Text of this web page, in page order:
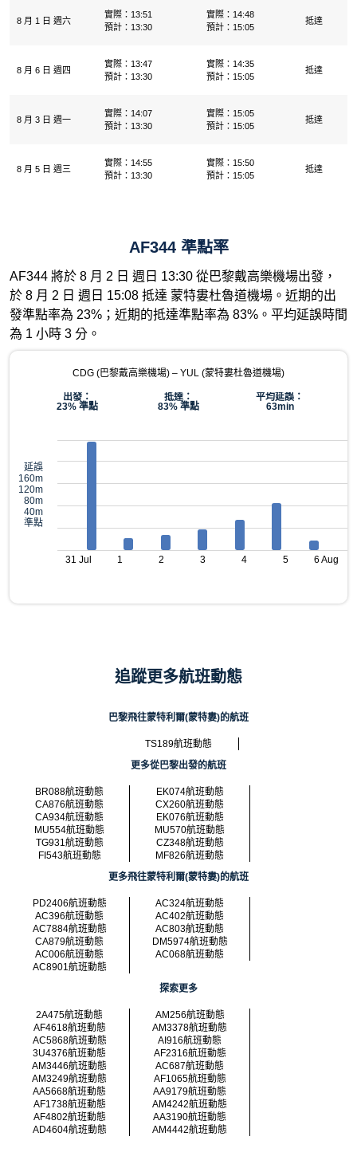
8 月 1 日 週六
實際：13:51
預計：13:30
實際：14:48
預計：15:05
抵達
8 月 6 日 週四
實際：13:47
預計：13:30
實際：14:35
預計：15:05
抵達
8 月 3 日 週一
實際：14:07
預計：13:30
實際：15:05
預計：15:05
抵達
8 月 5 日 週三
實際：14:55
預計：13:30
實際：15:50
預計：15:05
抵達
AF344 準點率
AF344 將於 8 月 2 日 週日 13:30 從巴黎戴高樂機場出發，
於 8 月 2 日 週日 15:08 抵達 蒙特婁杜魯道機場。近期的出
發準點率為 23%；近期的抵達準點率為 83%。平均延誤時間
為 1 小時 3 分。
CDG (巴黎戴高樂機場) – YUL (蒙特婁杜魯道機場)
出發：
23% 準點
抵達：
83% 準點
平均延誤：
63min
延誤
160m
120m
80m
40m
準點
31 Jul 1 2 3 4 5 6 Aug
追蹤更多航班動態
巴黎飛往蒙特利爾(蒙特婁)的航班
TS189航班動態
更多從巴黎出發的航班
BR088航班動態
EK074航班動態
CA876航班動態
CX260航班動態
CA934航班動態
EK076航班動態
MU554航班動態
MU570航班動態
TG931航班動態
CZ348航班動態
FI543航班動態
MF826航班動態
更多飛往蒙特利爾(蒙特婁)的航班
PD2406航班動態
AC324航班動態
AC396航班動態
AC402航班動態
AC7884航班動態
AC803航班動態
CA879航班動態
DM5974航班動態
AC006航班動態
AC068航班動態
AC8901航班動態
探索更多
2A475航班動態
AM256航班動態
AF4618航班動態
AM3378航班動態
AC5868航班動態
AI916航班動態
3U4376航班動態
AF2316航班動態
AM3446航班動態
AC687航班動態
AM3249航班動態
AF1065航班動態
AA5668航班動態
AA9179航班動態
AF1738航班動態
AM4242航班動態
AF4802航班動態
AA3190航班動態
AD4604航班動態
AM4442航班動態